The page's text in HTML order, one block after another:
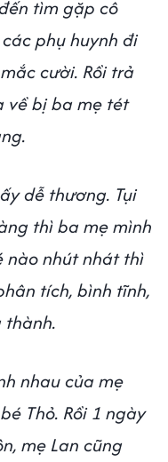
tìm gặp cô
phụ huynh đi
cười. Rồi trả
về bị ba mẹ tét
dễ thương. Tụi
thì ba mẹ mình
nào nhút nhát thì
tích, bình tĩnh,
nhau của mẹ
Thỏ. Rồi 1 ngày
mẹ Lan cũng